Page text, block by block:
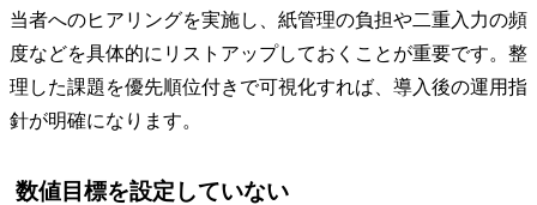
当者へのヒアリングを実施し、紙管理の負担や二重入力の頻
度などを具体的にリストアップしておくことが重要です。整
理した課題を優先順位付きで可視化すれば、導入後の運用指
針が明確になります。
数値目標を設定していない